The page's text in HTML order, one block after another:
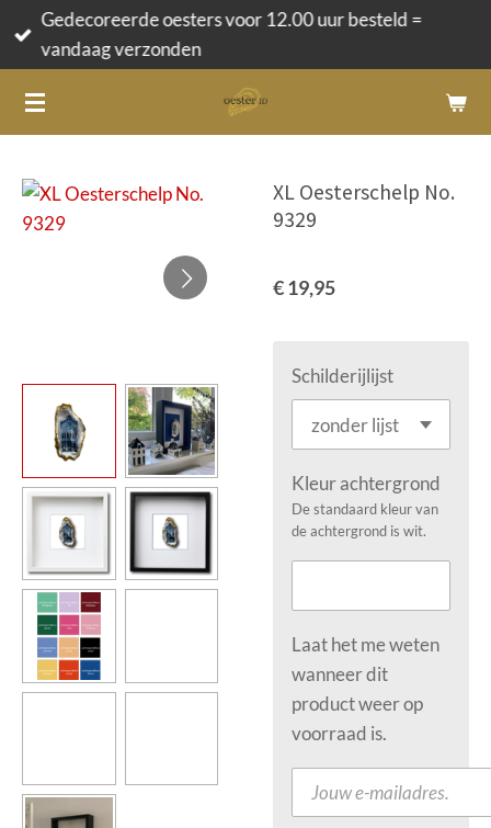
Ga
direct
de
Gedecoreerde oesters voor 12.00 uur besteld =
vandaag verzonden
XL Oesterschelp No.
9329
€ 19,95
Schilderijlijst
Kleur achtergrond
De standaard kleur van
de achtergrond is wit.
Laat het me weten
wanneer dit
product weer op
voorraad is.